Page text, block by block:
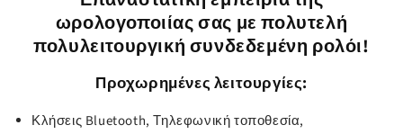
ωρολογοποιίας σας με πολυτελή
πολυλειτουργική συνδεδεμένη ρολόι!
Προχωρημένες λειτουργίες:
Κλήσεις Bluetooth, Τηλεφωνική τοποθεσία,